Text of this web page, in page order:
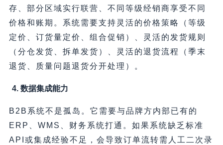
存、部分区域实行联营、不同等级经销商享受不同
价格和账期。系统需要支持灵活的价格策略（等级
定价、订货量定价、组合促销）、灵活的发货规则
（分仓发货、拆单发货）、灵活的退货流程（季末
退货、质量问题退货分开处理）。
4. 数据集成能力
B2B系统不是孤岛。它需要与品牌方内部已有的
ERP、WMS、财务系统打通。如果系统缺乏标准
API或集成经验不足，会导致订单流转需人工二次录